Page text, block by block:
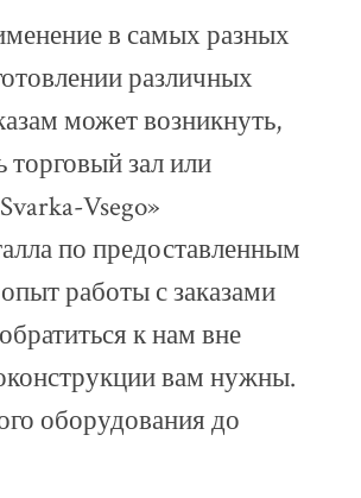
в самых разных
различных
может возникнуть,
торговый зал или
Vsego»
по предоставленным
работы с заказами
к нам вне
вам нужны.
оборудования до